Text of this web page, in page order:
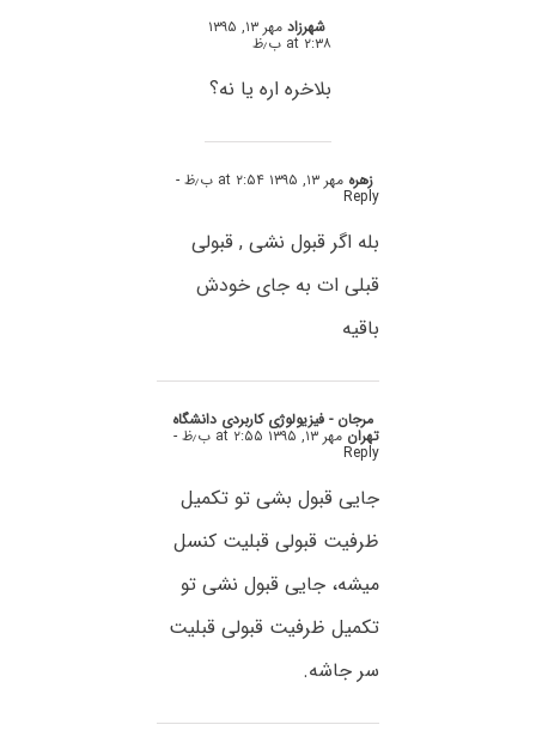
شهرزاد مهر ۱۳, ۱۳۹۵
at ۲:۳۸ ب٫ظ
بلاخره اره یا نه؟
زهره مهر ۱۳, ۱۳۹۵ at ۲:۵۴ ب٫ظ -
Reply
بله اگر قبول نشی , قبولی
قبلی ات به جای خودش
باقیه
مرجان - فیزیولوژی کاربردی دانشگاه
تهران مهر ۱۳, ۱۳۹۵ at ۲:۵۵ ب٫ظ -
Reply
جایی قبول بشی تو تکمیل
ظرفیت قبولی قبلیت کنسل
میشه، جایی قبول نشی تو
تکمیل ظرفیت قبولی قبلیت
سر جاشه.